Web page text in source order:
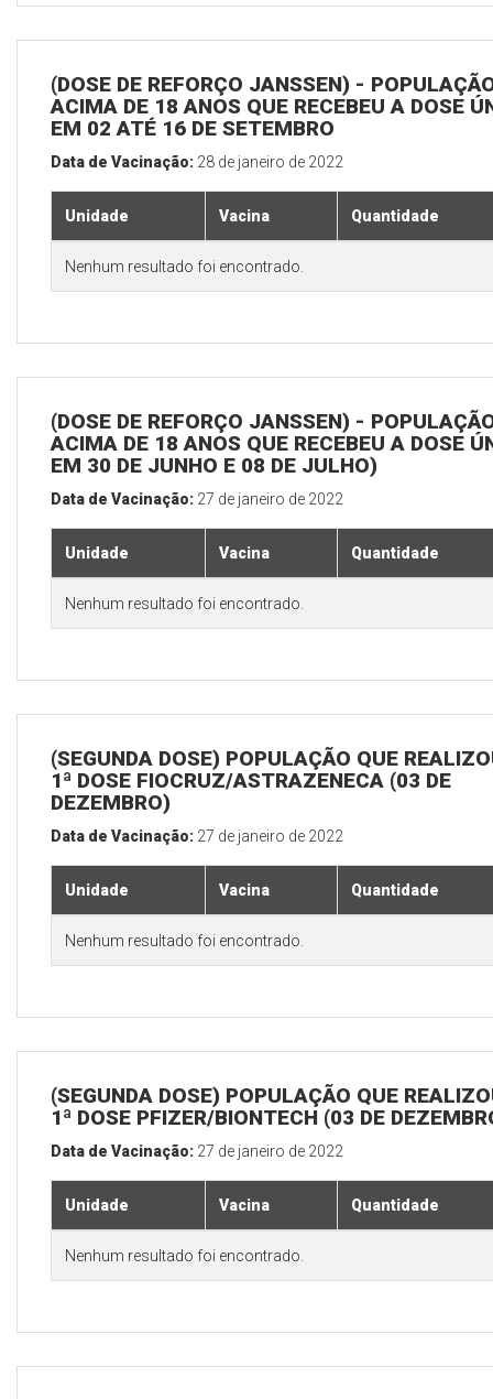
(DOSE DE REFORÇO JANSSEN) -
ACIMA DE 18 ANOS QUE RECEBEU A DOSE
EM 02 ATÉ 16 DE SETEMBRO
Data de Vacinação: 28 de janeiro de 2022
Unidade Vacina Quantidade
Nenhum resultado foi encontrado.
(DOSE DE REFORÇO JANSSEN) -
ACIMA DE 18 ANOS QUE RECEBEU A DOSE
EM 30 DE JUNHO E 08 DE JULHO)
Data de Vacinação: 27 de janeiro de 2022
Unidade Vacina Quantidade
Nenhum resultado foi encontrado.
(SEGUNDA DOSE) POPULAÇÃO QUE
1ª DOSE FIOCRUZ/ASTRAZENECA (03 DE
DEZEMBRO)
Data de Vacinação: 27 de janeiro de 2022
Unidade Vacina Quantidade
Nenhum resultado foi encontrado.
(SEGUNDA DOSE) POPULAÇÃO QUE
1ª DOSE PFIZER/BIONTECH (03 DE
Data de Vacinação: 27 de janeiro de 2022
Unidade Vacina Quantidade
Nenhum resultado foi encontrado.